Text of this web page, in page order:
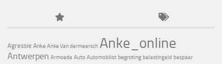
Agressie Anke Anke Van dermeersch Anke_online
Antwerpen Armoede Auto Automobilist begroting belastingeld bespaar